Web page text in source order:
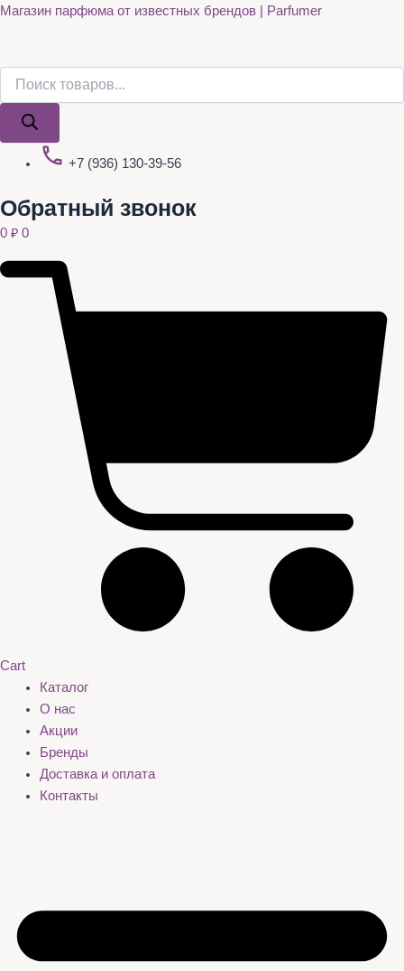
Перейти
Магазин парфюма от известных брендов | Parfumer
Поиск
+7 (936) 130-39-56
Обратный звонок
0 ₽ 0
Cart
Каталог
О нас
Акции
Бренды
Доставка и оплата
Контакты
Поиск
Quantity